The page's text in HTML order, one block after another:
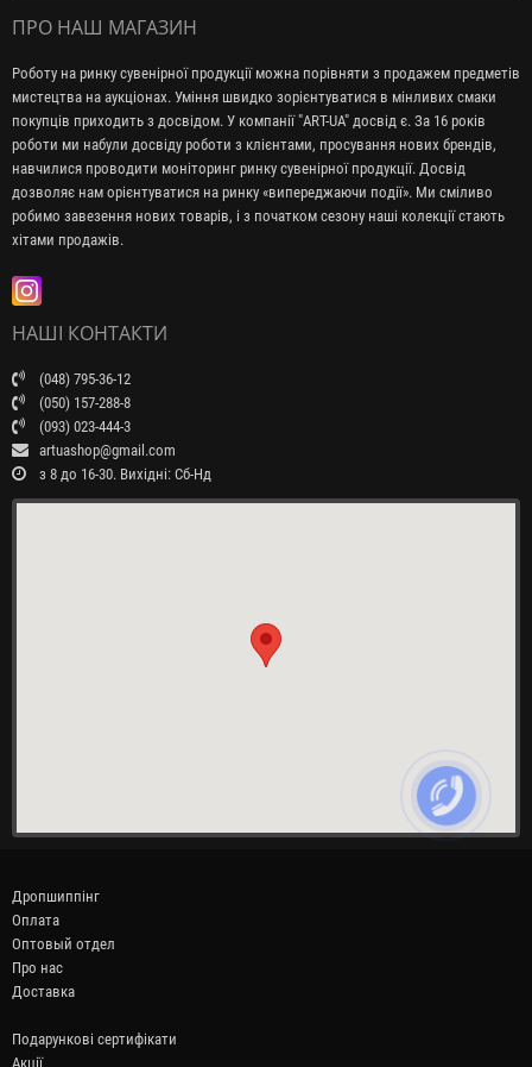
ПРО НАШ МАГАЗИН
Роботу на ринку сувенірної продукції можна порівняти з продажем предметів
мистецтва на аукціонах. Уміння швидко зорієнтуватися в мінливих смаки
покупців приходить з досвідом. У компанії "ART-UA" досвід є. За 16 років
роботи ми набули досвіду роботи з клієнтами, просування нових брендів,
навчилися проводити моніторинг ринку сувенірної продукції. Досвід
дозволяє нам орієнтуватися на ринку «випереджаючи події». Ми сміливо
робимо завезення нових товарів, і з початком сезону наші колекції стають
хітами продажів.
НАШІ КОНТАКТИ
(048) 795-36-12
(050) 157-288-8
(093) 023-444-3
artuashop@gmail.com
з 8 до 16-30. Вихідні: Сб-Нд
Дропшиппінг
Оплата
Оптовый отдел
Про нас
Доставка
Подарункові сертифікати
Акції